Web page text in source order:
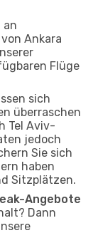
an
Ankara
Flüge
sich
überraschen
Tel Aviv-
jedoch
Sie sich
haben
Sitzplätzen.
Angebote
Dann